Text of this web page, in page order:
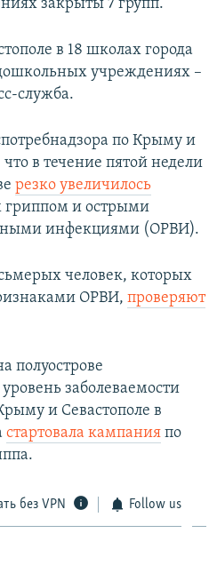
закрыты 7 групп.
в 18 школах города
учреждениях –
служба.
по Крыму и
в течение пятой недели
резко увеличилось
гриппом и острыми
инфекциями (ОРВИ).
человек, которых
ОРВИ, проверяют
полуострове
заболеваемости
и Севастополе в
стартовала кампания по
без VPN Follow us